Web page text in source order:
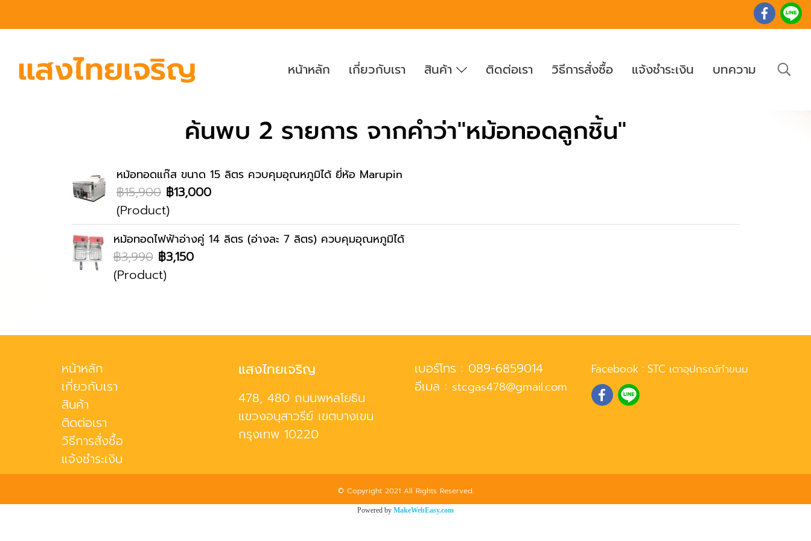
หน้าหลัก เกี่ยวกับเรา สินค้า ติดต่อเรา วิธีการสั่งซื้อ แจ้งชำระเงิน บทความ
ค้นพบ 2 รายการ จากคำว่า"หม้อทอดลูกชิ้น"
หม้อทอดแก๊ส ขนาด 15 ลิตร ควบคุมอุณหภูมิได้ ยี่ห้อ Marupin
฿15,900 ฿13,000
(Product)
หม้อทอดไฟฟ้าอ่างคู่ 14 ลิตร (อ่างละ 7 ลิตร) ควบคุมอุณหภูมิได้
฿3,990 ฿3,150
(Product)
หน้าหลัก
เกี่ยวกับเรา
สินค้า
ติดต่อเรา
วิธีการสั่งซื้อ
แจ้งชำระเงิน
แสงไทยเจริญ
478, 480 ถนนพหลโยธิน
แขวงอนุสาวรีย์ เขตบางเขน
กรุงเทพ 10220
เบอร์โทร : 089-6859014
อีเมล : stcgas478@gmail.com
Facebook : STC เตาอุปกรณ์ทำขนม
© Copyright 2021 All Rights Reserved.
Powered by MakeWebEasy.com